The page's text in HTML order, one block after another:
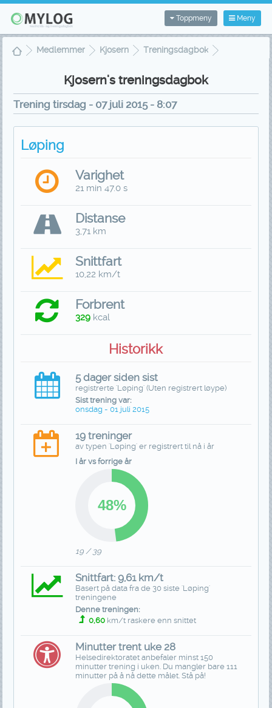
Meny
Toppmeny
Medlemmer Kjosern
Treningsdagbok
Kjosern's treningsdagbok
Trening tirsdag - 07 juli 2015 - 8:07
Løping
Varighet
21 min 47.0 s
Distanse
3,71 km
Snittfart
10,22 km/t
Forbrent
329 kcal
Historikk
5 dager siden sist
registrerte 'Løping' (Uten registrert løype)
Sist trening var:
onsdag - 01 juli 2015
19 treninger
av typen 'Løping' er registrert til nå i år
I år vs forrige år
19 / 39
Snittfart: 9,61 km/t
Basert på data fra de 30 siste 'Løping'
treningene
Denne treningen:
0,60 km/t raskere enn snittet
Minutter trent uke 28
Helsedirektoratet anbefaler minst 150
minutter trening i uken. Du mangler bare 111
minutter på å nå dette målet. Stå på!